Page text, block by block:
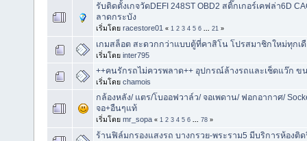
รับติดตั้งเกจวัดDEFI 248ST OBD2 สติ๊กเกอร์เคฟล่า6D
ลาดกระบัง
เริ่มโดย racestore01 « 1 2 3 4 5 6 21 »
เกมสล็อต สะดวกกว่าแบบตู้ที่คาสิโน โปรสมาชิกใหม่ทุกเ
เริ่มโดย inter795
++คนรักรถไม่ควรพลาด++ อุปกรณ์ล้างรถและเช็ดแว๊ก ข
เริ่มโดย chamois
กล้องหลัง/ แตร/โบออฟวาล์ว/ จอเพดาน/ ฟอกอากาศ/
จอ+อืนๆแท้
เริ่มโดย mr_sopa « 1 2 3 4 5 6 78 »
ร้านฟิล์มกรองแสงรถ บางกรวย-พระราม5 มีบริการห้องติ